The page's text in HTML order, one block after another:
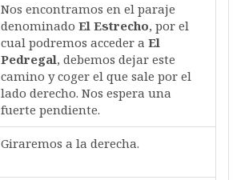
Nos encontramos en el paraje
denominado El Estrecho, por el
cual podremos acceder a El
Pedregal, debemos dejar este
camino y coger el que sale por el
lado derecho. Nos espera una
fuerte pendiente.
Giraremos a la derecha.